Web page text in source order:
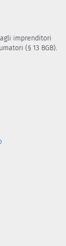
imprenditori
(§ 13 BGB).